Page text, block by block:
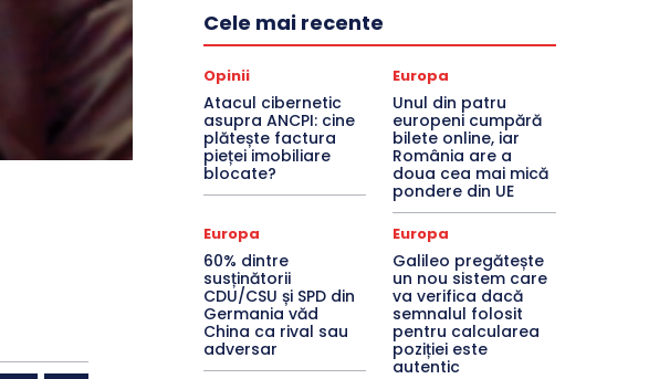
Cele mai recente
Opinii
Atacul cibernetic
asupra ANCPI: cine
plătește factura
pieței imobiliare
blocate?
Europa
Unul din patru
europeni cumpără
bilete online, iar
România are a
doua cea mai mică
pondere din UE
Europa
60% dintre
susținătorii
CDU/CSU și SPD din
Germania văd
China ca rival sau
adversar
Europa
Galileo pregătește
un nou sistem care
va verifica dacă
semnalul folosit
pentru calcularea
poziției este
autentic